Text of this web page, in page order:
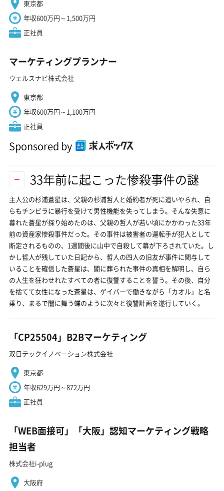
東京都
年収600万円～1,500万円
正社員
マーケティングプランナー
ウェルスナビ株式会社
東京都
年収600万円～1,100万円
正社員
Sponsored by
33年前に起こった惨殺事件の謎
主人公の杉浦蒼星は、父親の杉浦哲人と婚約者が死に追いやられ、自
らもチンピラに暴行を受けて男性機能を失ってしまう。そんな失意に
暮れた蒼星が探り始めたのは、父親の哲人が若い頃にかかわった33年
前の資産家惨殺事件だった。その事件は被害者の運転手が犯人として
断定されるものの、1週間後に山中で自殺して幕が下ろされていた。し
かし哲人が残していた日記から、哲人の四人の旧友が事件に関与して
いることを確信した蒼星は、闇に葬られた事件の真相を解明し、自ら
の人生を狂わせれたすべての者に復讐することを誓う。その後、自分
を捨てて女性になった蒼星は、ゲイバーで働きながら「カオル」と名
乗り、まるで闇に舞う蝶のように次々と復讐計画を遂行していく。
「CP25504」B2Bマーケティング
双日テックイノベーション株式会社
東京都
年収629万円～872万円
正社員
「WEB面接可」「大阪」認知マーケティング戦略
担当者
株式会社i-plug
大阪府